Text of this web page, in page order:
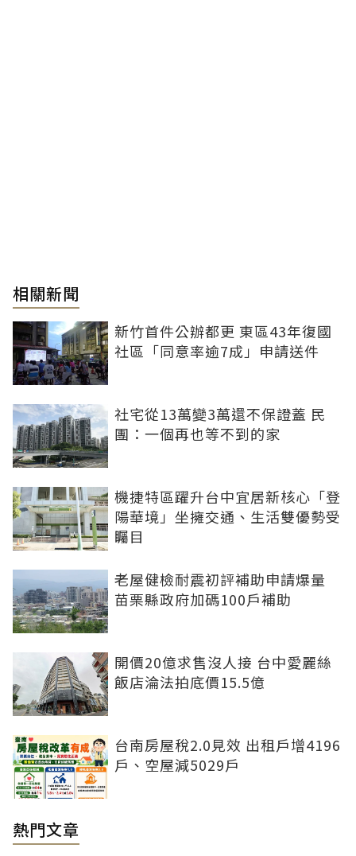
相關新聞
新竹首件公辦都更 東區43年復國
社區「同意率逾7成」申請送件
社宅從13萬變3萬還不保證蓋 民
團：一個再也等不到的家
機捷特區躍升台中宜居新核心「登
陽華境」坐擁交通、生活雙優勢受
矚目
老屋健檢耐震初評補助申請爆量
苗栗縣政府加碼100戶補助
開價20億求售沒人接 台中愛麗絲
飯店淪法拍底價15.5億
台南房屋稅2.0見效 出租戶增4196
戶、空屋減5029戶
熱門文章